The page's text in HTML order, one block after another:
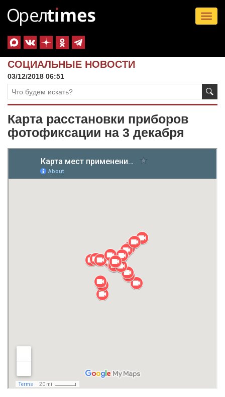
СОЦИАЛЬНЫЕ НОВОСТИ
03/12/2018 06:51
Карта расстановки приборов
фотофиксации на 3 декабря